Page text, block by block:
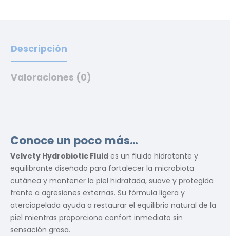
Descripción
Valoraciones (0)
Conoce un poco más…
Velvety Hydrobiotic Fluid es un fluido hidratante y
equilibrante diseñado para fortalecer la microbiota
cutánea y mantener la piel hidratada, suave y protegida
frente a agresiones externas. Su fórmula ligera y
aterciopelada ayuda a restaurar el equilibrio natural de la
piel mientras proporciona confort inmediato sin
sensación grasa.